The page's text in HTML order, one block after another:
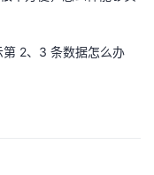
2、3 条数据怎么办